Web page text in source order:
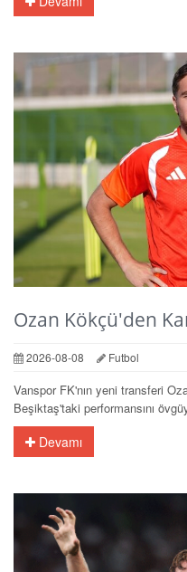
Ozan Kökçü'den
2026-08-08 Futbol
Vanspor FK'nın yeni transferi
Beşiktaş'taki performansını
Devamı